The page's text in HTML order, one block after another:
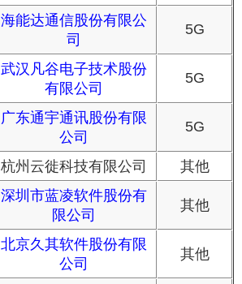
海能达通信股份有限公
司
5G
武汉凡谷电子技术股份
有限公司
5G
广东通宇通讯股份有限
公司
5G
杭州云徙科技有限公司 其他
深圳市蓝凌软件股份有
限公司
其他
北京久其软件股份有限
公司
其他